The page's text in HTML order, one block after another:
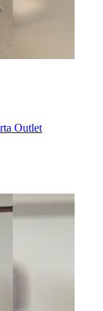
Outlet